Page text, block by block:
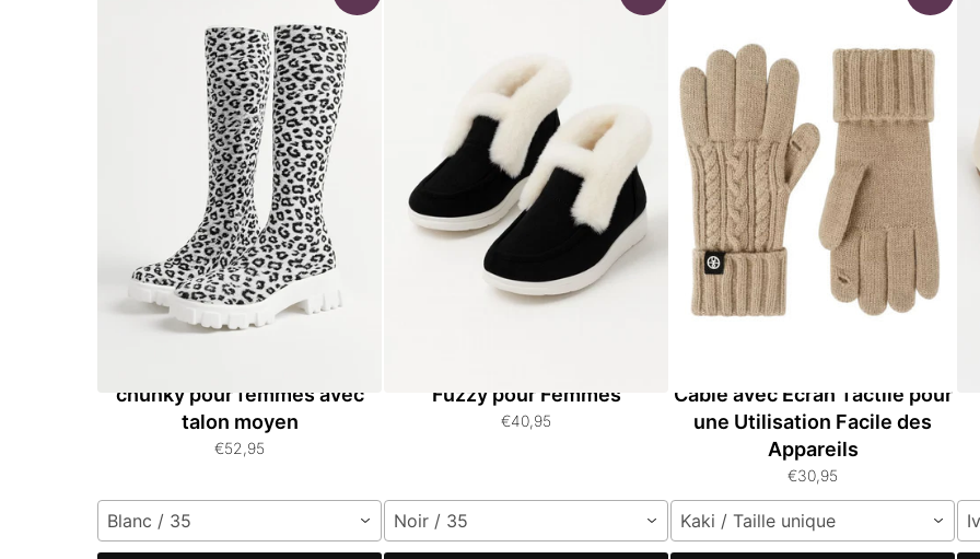
chunky pour femmes avec
talon moyen
€52,95
Blanc / 35
Fuzzy pour Femmes
€40,95
Noir / 35
Câble avec Écran Tactile pour
une Utilisation Facile des
Appareils
€30,95
Kaki / Taille unique